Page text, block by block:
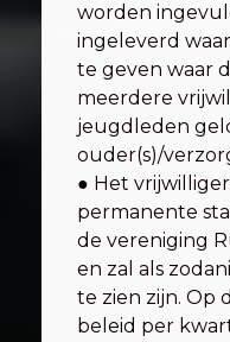
worden
ingeleverd
te geven waar
meerdere
jeugdleden
ouder(s)/
● Het
permanente
de vereniging
en zal als
te zien zijn. Op
beleid per